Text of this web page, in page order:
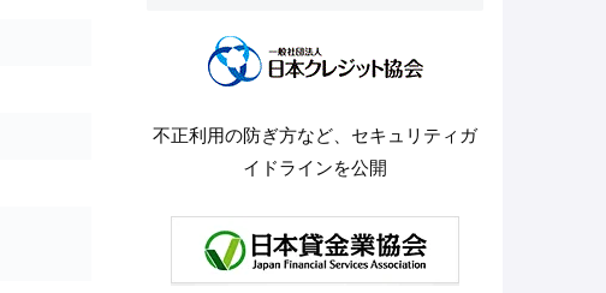
不正利用の防ぎ方など、セキュリティガ
イドラインを公開